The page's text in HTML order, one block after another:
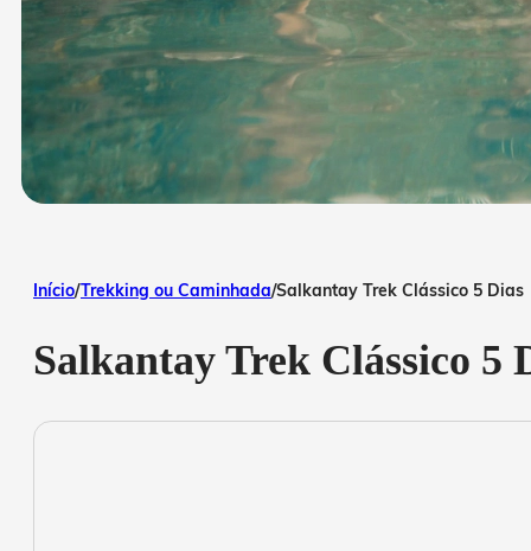
Início/Trekking ou Caminhada/Salkantay Trek Clássico 5 Dias
Salkantay Trek Clássico 5